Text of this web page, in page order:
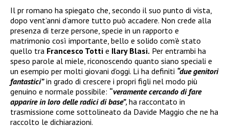
Il pr romano ha spiegato che, secondo il suo punto di vista,
dopo vent’anni d’amore tutto può accadere. Non crede alla
presenza di terze persone, specie in un rapporto e
matrimonio così importante, bello e solido com’è stato
quello tra Francesco Totti e Ilary Blasi. Per entrambi ha
speso parole al miele, riconoscendo quanto siano speciali e
un esempio per molti giovani d’oggi. Li ha definiti “due genitori
fantastici”in grado di crescere i propri figli nel modo più
genuino e normale possibile: “veramente cercando di fare
apparire in loro delle radici di base”, ha raccontato in
trasmissione come sottolineato da Davide Maggio che ne ha
raccolto le dichiarazioni.